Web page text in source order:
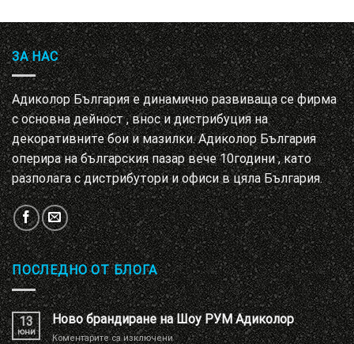
ЗА НАС
Адиколор България е динамично развиваща се фирма
с основна дейност , внос и дистрибуция на
декоративните бои и мазилки. Адиколор България
оперира на българския пазар вече 10години , като
разполага с дистрибутори и офиси в цяла България.
ПОСЛЕДНО ОТ БЛОГА
13
юни
Ново брандиране на Шоу РУМ Адиколор
Коментарите са изключениза